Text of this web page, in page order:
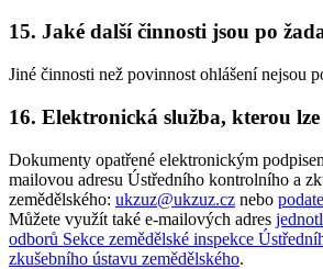
15. Jaké další činnosti jsou po
Jiné činnosti než povinnost ohlášení nejsou
16. Elektronická služba, kterou
Dokumenty opatřené elektronickým
mailovou adresu Ústředního kontrolního a
zemědělského: ukzuz@ukzuz.cz nebo
Můžete využít také e-mailových adres
odborů Sekce zemědělské inspekce
zkušebního ústavu zemědělského.